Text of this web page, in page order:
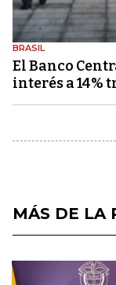
BRASIL
El Banco
interés a 14%
MÁS DE LA